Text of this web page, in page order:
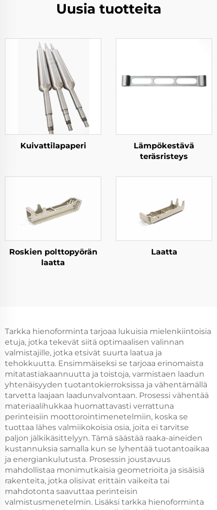
Uusia tuotteita
Kuivattilapaperi
Lämpökestävä
teräsristeys
Roskien polttopyörän
laatta
Laatta
Tarkka hienoforminta tarjoaa lukuisia mielenkiintoisia
etuja, jotka tekevät siitä optimaalisen valinnan
valmistajille, jotka etsivät suurta laatua ja
tehokkuutta. Ensimmäiseksi se tarjoaa erinomaista
mitatastiakaannuutta ja toistoja, varmistaen laadun
yhtenäisyyden tuotantokierroksissa ja vähentämällä
tarvetta laajaan laadunvalvontaan. Prosessi vähentää
materiaalihukkaa huomattavasti verrattuna
perinteisiin moottorointimenetelmiin, koska se
tuottaa lähes valmiikokoisia osia, joita ei tarvitse
paljon jälkikäsittelyyn. Tämä säästää raaka-aineiden
kustannuksia samalla kun se lyhentää tuotantoaikaa
ja energiankulutusta. Prosessin joustavuus
mahdollistaa monimutkaisia geometrioita ja sisäisiä
rakenteita, jotka olisivat erittäin vaikeita tai
mahdotonta saavuttaa perinteisin
valmistusmenetelmin. Lisäksi tarkka hienoforminta